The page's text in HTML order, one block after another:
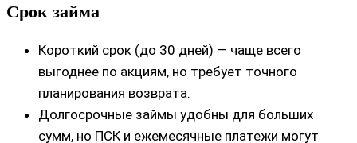
Срок займа
Короткий срок (до 30 дней) — чаще всего
выгоднее по акциям, но требует точного
планирования возврата.
Долгосрочные займы удобны для больших
сумм, но ПСК и ежемесячные платежи могут